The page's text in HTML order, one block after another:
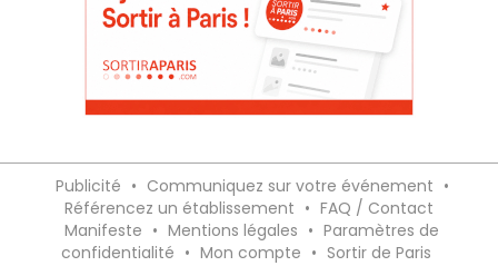
Publicité • Communiquez sur votre événement •
Référencez un établissement • FAQ / Contact
Manifeste • Mentions légales • Paramètres de
confidentialité • Mon compte • Sortir de Paris